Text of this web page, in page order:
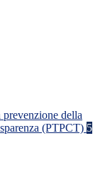
della
(PTPCT) 5